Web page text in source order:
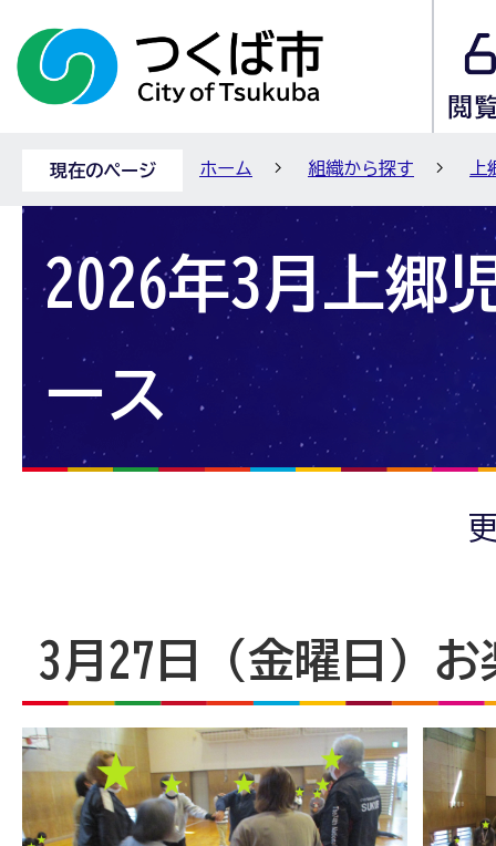
現在のページ ホーム 組織から探す
2026年3月上郷
ース
3月27日（金曜日）お